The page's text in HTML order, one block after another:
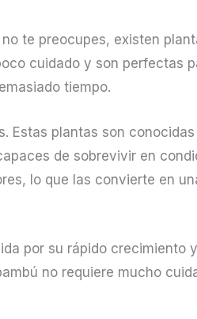
te preocupes, existen
cuidado y son perfectas
tiempo.
Estas plantas son
de sobrevivir en
lo que las convierte en
por su rápido crecimiento
no requiere mucho